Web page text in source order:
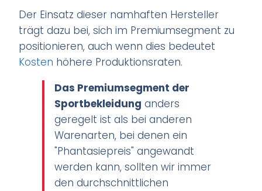
Der Einsatz dieser namhaften Hersteller
trägt dazu bei, sich im Premiumsegment zu
positionieren, auch wenn dies bedeutet
Kosten höhere Produktionsraten.
Das Premiumsegment der
Sportbekleidung anders
geregelt ist als bei anderen
Warenarten, bei denen ein
"Phantasiepreis" angewandt
werden kann, sollten wir immer
den durchschnittlichen